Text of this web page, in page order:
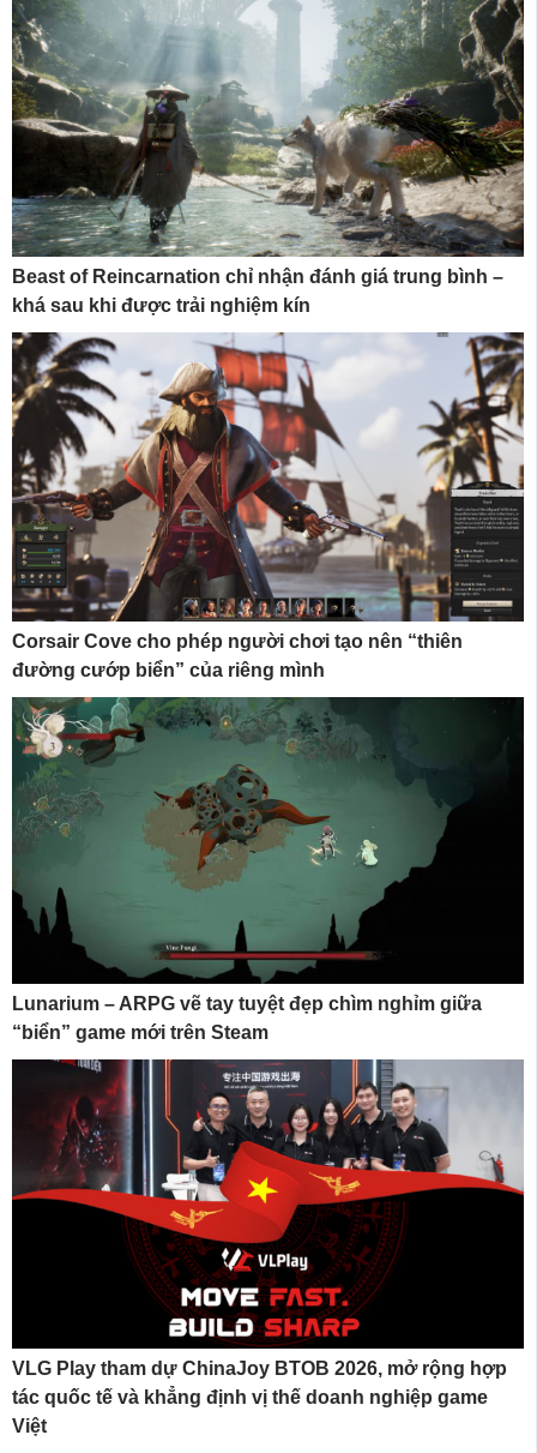
Beast of Reincarnation chỉ nhận đánh giá trung bình –
khá sau khi được trải nghiệm kín
Corsair Cove cho phép người chơi tạo nên “thiên
đường cướp biển” của riêng mình
Lunarium – ARPG vẽ tay tuyệt đẹp chìm nghỉm giữa
“biển” game mới trên Steam
VLG Play tham dự ChinaJoy BTOB 2026, mở rộng hợp
tác quốc tế và khẳng định vị thế doanh nghiệp game
Việt